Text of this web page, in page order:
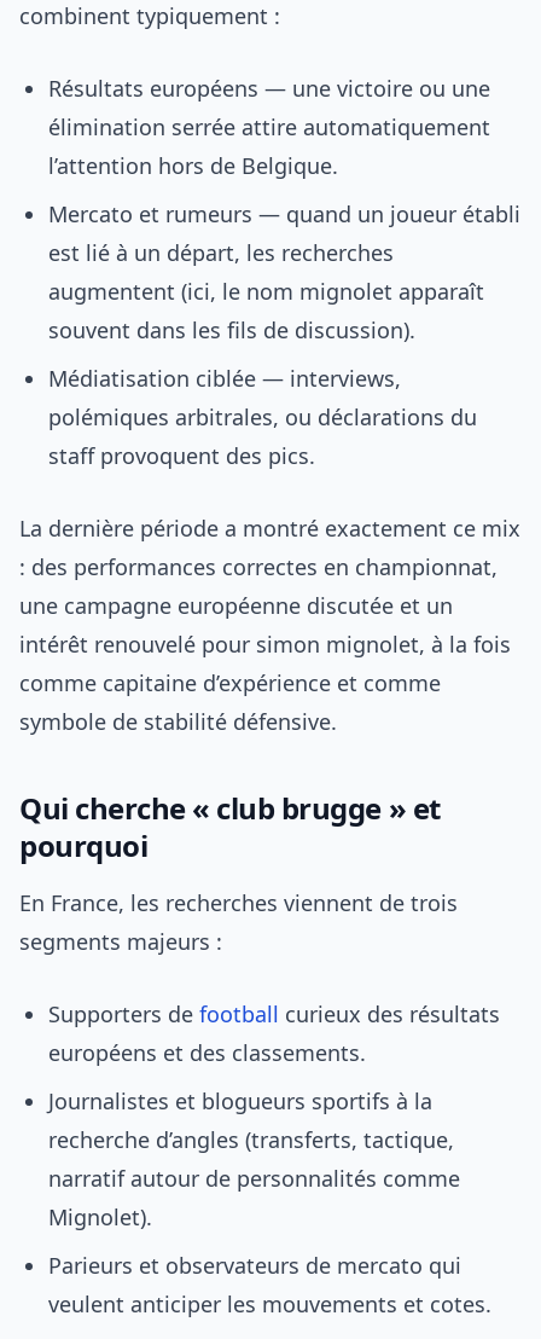
combinent typiquement :
Résultats européens — une victoire ou une
élimination serrée attire automatiquement
l’attention hors de Belgique.
Mercato et rumeurs — quand un joueur établi
est lié à un départ, les recherches
augmentent (ici, le nom mignolet apparaît
souvent dans les fils de discussion).
Médiatisation ciblée — interviews,
polémiques arbitrales, ou déclarations du
staff provoquent des pics.
La dernière période a montré exactement ce mix
: des performances correctes en championnat,
une campagne européenne discutée et un
intérêt renouvelé pour simon mignolet, à la fois
comme capitaine d’expérience et comme
symbole de stabilité défensive.
Qui cherche « club brugge » et
pourquoi
En France, les recherches viennent de trois
segments majeurs :
Supporters de football curieux des résultats
européens et des classements.
Journalistes et blogueurs sportifs à la
recherche d’angles (transferts, tactique,
narratif autour de personnalités comme
Mignolet).
Parieurs et observateurs de mercato qui
veulent anticiper les mouvements et cotes.